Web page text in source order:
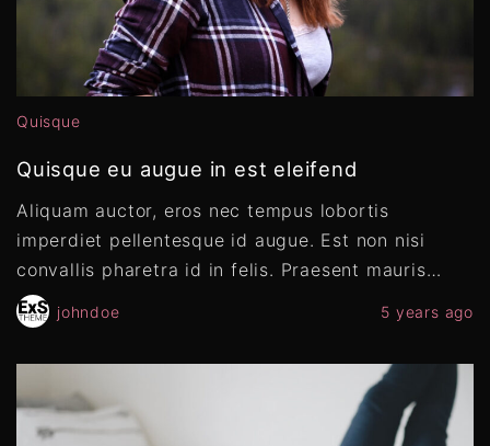
Quisque
Quisque eu augue in est eleifend
Aliquam auctor, eros nec tempus lobortis
imperdiet pellentesque id augue. Est non nisi
convallis pharetra id in felis. Praesent mauris…
johndoe 5 years ago